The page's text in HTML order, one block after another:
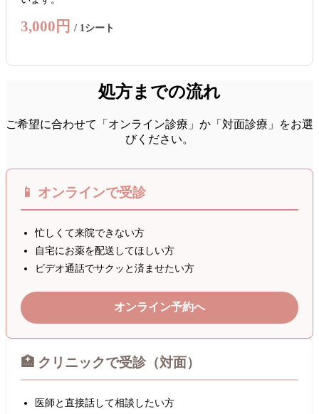
3,000円 / 1シート
処方までの流れ
ご希望に合わせて「オンライン診療」か「対面診療」をお選
びください。
📱 オンラインで受診
忙しくて来院できない方
自宅にお薬を配送してほしい方
ビデオ通話でサクッと済ませたい方
オンライン予約へ
🏥 クリニックで受診（対面）
医師と直接話して相談したい方